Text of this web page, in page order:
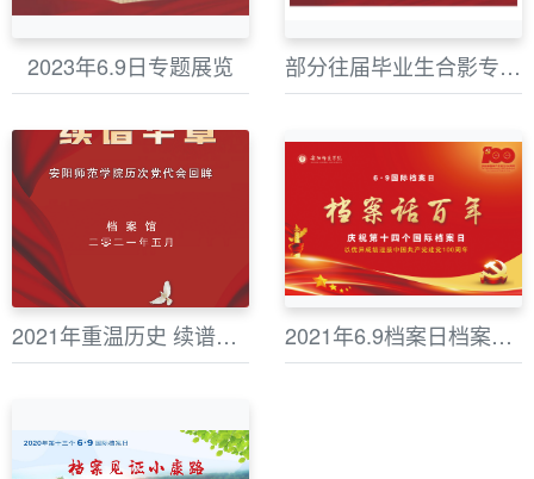
2023年6.9日专题展览 部分往届毕业生合影专题展
2021年重温历史 续谱华章安师历次党代会回眸专题展 2021年6.9档案日档案话百年专题展